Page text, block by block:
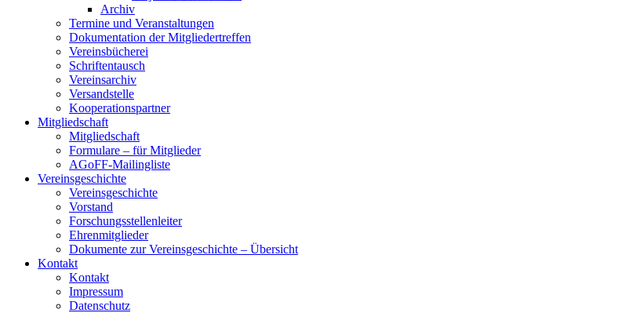
Archiv
Termine und Veranstaltungen
Dokumentation der Mitgliedertreffen
Vereinsbücherei
Schriftentausch
Vereinsarchiv
Versandstelle
Kooperationspartner
Mitgliedschaft
Mitgliedschaft
Formulare – für Mitglieder
AGoFF-Mailingliste
Vereinsgeschichte
Vereinsgeschichte
Vorstand
Forschungsstellenleiter
Ehrenmitglieder
Dokumente zur Vereinsgeschichte – Übersicht
Kontakt
Kontakt
Impressum
Datenschutz